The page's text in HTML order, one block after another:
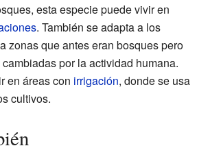
esta especie puede vivir en
. También se adapta a los
zonas que antes eran bosques pero
por la actividad humana.
en áreas con irrigación, donde se usa
cultivos.